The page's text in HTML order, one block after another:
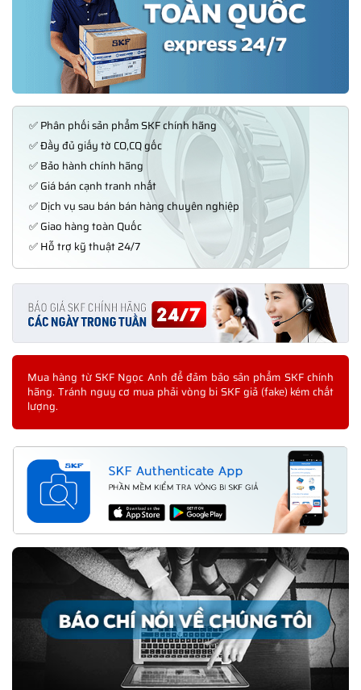
✅ Phân phối sản phẩm SKF chính hãng
✅ Đầy đủ giấy tờ CO,CQ gốc
✅ Bảo hành chính hãng
✅ Giá bán cạnh tranh nhất
✅ Dịch vụ sau bán bán hàng chuyên nghiệp
✅ Giao hàng toàn Quốc
✅ Hỗ trợ kỹ thuật 24/7
Mua hàng từ SKF Ngọc Anh để đảm bảo sản phẩm SKF chính
hãng. Tránh nguy cơ mua phải vòng bi SKF giả (fake) kém chất
lượng.